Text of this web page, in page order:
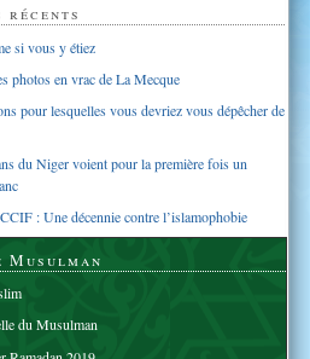
si vous y étiez
photos en vrac de La Mecque
pour lesquelles vous devriez vous dépêcher de
du Niger voient pour la première fois un
: Une décennie contre l’islamophobie
Musulman
du Musulman